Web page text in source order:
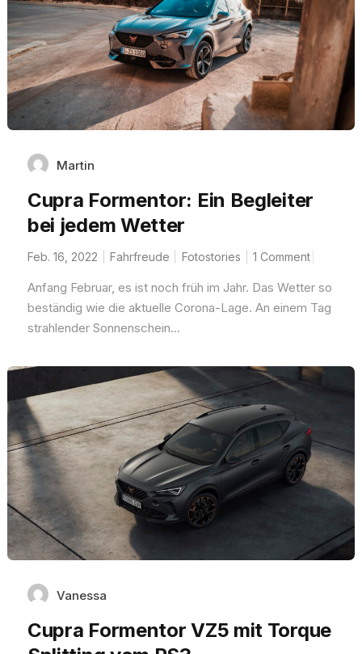
Martin
Cupra Formentor: Ein Begleiter
bei jedem Wetter
Feb. 16, 2022 Fahrfreude Fotostories 1 Comment
Anfang Februar, es ist noch früh im Jahr. Das Wetter so
beständig wie die aktuelle Corona-Lage. An einem Tag
strahlender Sonnenschein...
Vanessa
Cupra Formentor VZ5 mit Torque